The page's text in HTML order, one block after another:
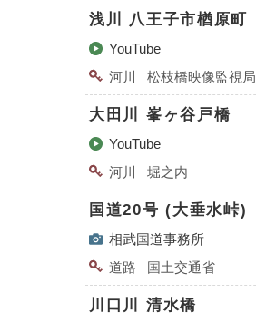
浅川 八王子市楢原町
YouTube
河川
松枝橋映像監視局
大田川 峯ヶ谷戸橋
YouTube
河川
堀之内
国道20号 (大垂水峠)
相武国道事務所
道路
国土交通省
川口川 清水橋